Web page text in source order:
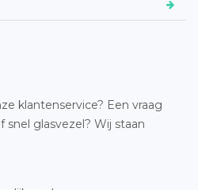
klantenservice? Een vraag
glasvezel? Wij staan